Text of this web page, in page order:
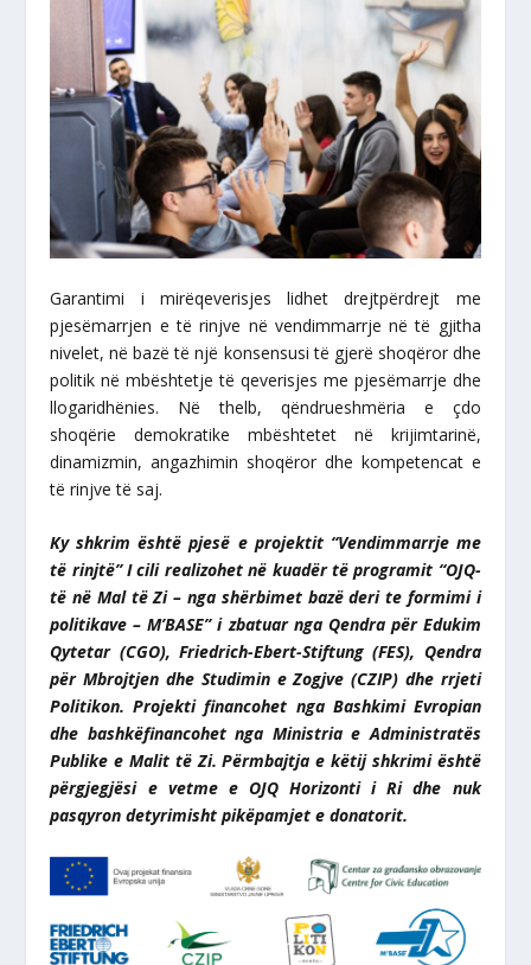
Garantimi i mirëqeverisjes lidhet drejtpërdrejt me
pjesëmarrjen e të rinjve në vendimmarrje në të gjitha
nivelet, në bazë të një konsensusi të gjerë shoqëror dhe
politik në mbështetje të qeverisjes me pjesëmarrje dhe
llogaridhënies. Në thelb, qëndrueshmëria e çdo
shoqërie demokratike mbështetet në krijimtarinë,
dinamizmin, angazhimin shoqëror dhe kompetencat e
të rinjve të saj.
Ky shkrim është pjesë e projektit “Vendimmarrje me
të rinjtë” I cili realizohet në kuadër të programit “OJQ-
të në Mal të Zi – nga shërbimet bazë deri te formimi i
politikave – M’BASE” i zbatuar nga Qendra për Edukim
Qytetar (CGO), Friedrich-Ebert-Stiftung (FES), Qendra
për Mbrojtjen dhe Studimin e Zogjve (CZIP) dhe rrjeti
Politikon. Projekti financohet nga Bashkimi Evropian
dhe bashkëfinancohet nga Ministria e Administratës
Publike e Malit të Zi. Përmbajtja e këtij shkrimi është
përgjegjësi e vetme e OJQ Horizonti i Ri dhe nuk
pasqyron detyrimisht pikëpamjet e donatorit.